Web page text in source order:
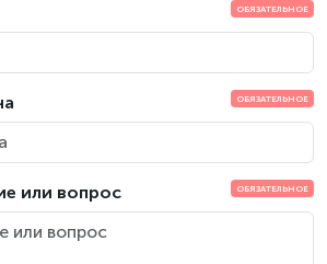
или вопрос